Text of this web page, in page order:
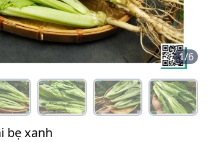
1/6
bẹ xanh